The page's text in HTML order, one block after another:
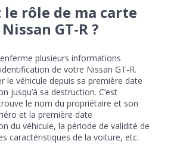
le rôle de ma carte
GT-R ?
plusieurs informations
de votre Nissan GT-R.
le véhicule depuis sa première date
jusqu’à sa destruction. C’est
le nom du propriétaire et son
et la première date
du véhicule, la période de validité de
caractéristiques de la voiture, etc.